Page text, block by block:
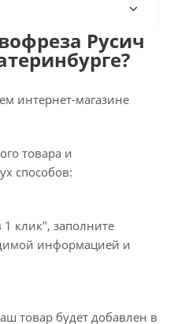
Русич
интернет-магазине
товара и
способов:
клик", заполните
информацией и
товар будет добавлен в